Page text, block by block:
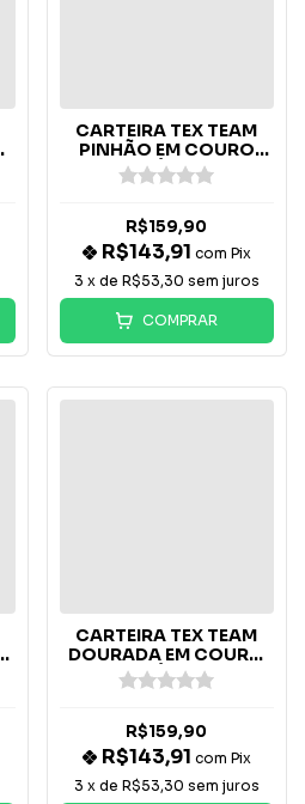
CARTEIRA TEX TEAM
PINHÃO EM COURO
LEGÍTIMO
R$159,90
R$143,91 com Pix
3 x de R$53,30 sem juros
COMPRAR
CARTEIRA TEX TEAM
DOURADA EM COURO
LEGÍTIMO
R$159,90
R$143,91 com Pix
3 x de R$53,30 sem juros